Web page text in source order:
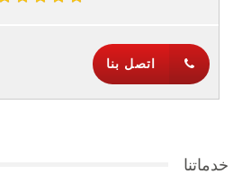
اتصل بنا
خدماتنا